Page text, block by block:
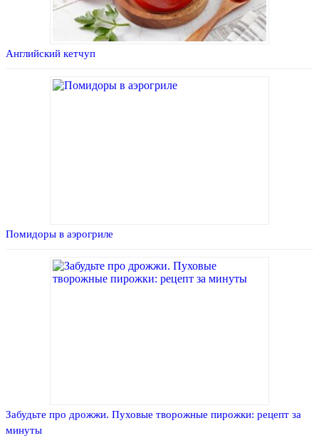
Английский кетчуп
Помидоры в аэрогриле
Забудьте про дрожжи. Пуховые творожные пирожки: рецепт за
минуты